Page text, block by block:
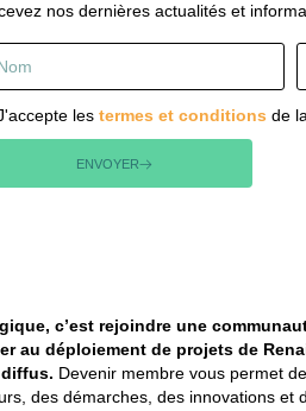
nos dernières actualités et
les termes et conditions de
ENVOYER
c’est rejoindre une
au déploiement de projets de
Devenir membre vous permet
des démarches, des innovations et